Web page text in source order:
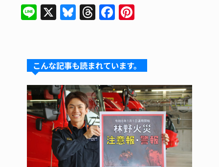
Li
n
X Bl
u
s
k
y
T
hr
a
d
s
F
a
e
b
o
o
k
re
st
こんな記事も読まれています。